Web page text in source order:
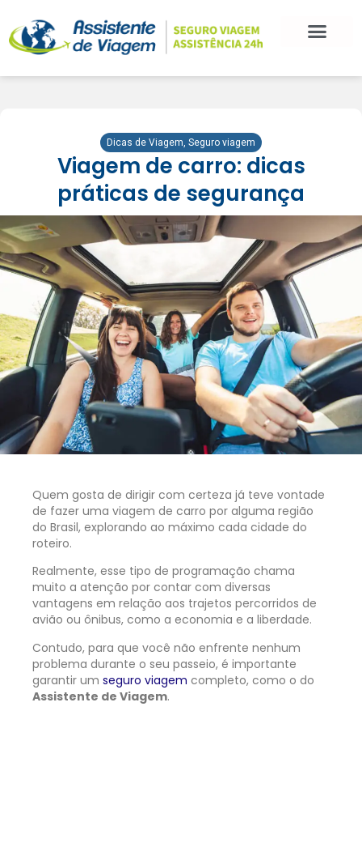
Dicas de Viagem, Seguro viagem
Viagem de carro: dicas
práticas de segurança
Quem gosta de dirigir com certeza já teve vontade
de fazer uma viagem de carro por alguma região
do Brasil, explorando ao máximo cada cidade do
roteiro.
Realmente, esse tipo de programação chama
muito a atenção por contar com diversas
vantagens em relação aos trajetos percorridos de
avião ou ônibus, como a economia e a liberdade.
Contudo, para que você não enfrente nenhum
problema durante o seu passeio, é importante
garantir um seguro viagem completo, como o do
Assistente de Viagem.